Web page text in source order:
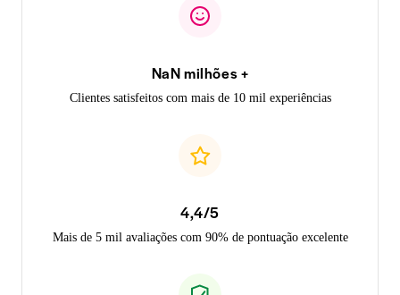
NaN milhões +
Clientes satisfeitos com mais de 10 mil experiências
4,4/5
Mais de 5 mil avaliações com 90% de pontuação excelente